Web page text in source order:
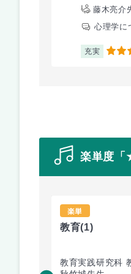
藤木亮介
心理学に
充実 4
楽単度「
楽単
教育(1)
教育実践研究科